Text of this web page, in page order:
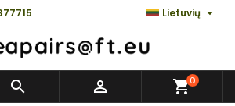
Lietuvių 
  0